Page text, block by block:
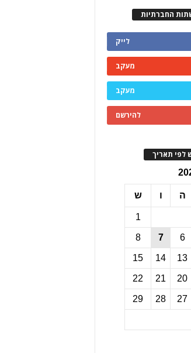
החברתיות
לייק
מעקב
מעקב
להירשם
לפי תאריך
ה ו ש
1
6
7
8
13
14
15
20
21
22
27
28
29